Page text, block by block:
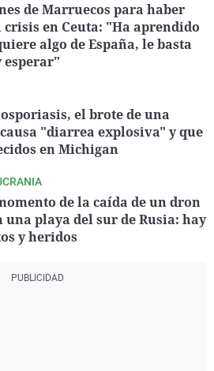
de Marruecos para haber
en Ceuta: "Ha aprendido
algo de España, le basta
esperar"
el brote de una
"diarrea explosiva" y que
en Michigan
de la caída de un dron
playa del sur de Rusia: hay
y heridos